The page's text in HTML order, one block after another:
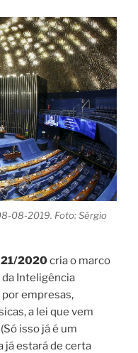
08-2019. Foto: Sérgio
21/2020cria o marco
Inteligência
empresas,
a lei que vem
isso já é um
já estará de certa